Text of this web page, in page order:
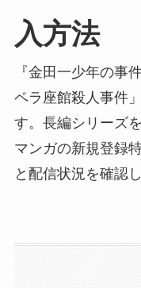
入方法
『金田一少年の事
ペラ座館殺人事件
す。長編シリーズ
マンガの新規登録
と配信状況を確認